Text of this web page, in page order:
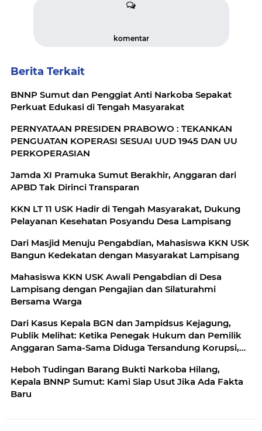
komentar
Berita Terkait
BNNP Sumut dan Penggiat Anti Narkoba Sepakat
Perkuat Edukasi di Tengah Masyarakat
PERNYATAAN PRESIDEN PRABOWO : TEKANKAN
PENGUATAN KOPERASI SESUAI UUD 1945 DAN UU
PERKOPERASIAN
Jamda XI Pramuka Sumut Berakhir, Anggaran dari
APBD Tak Dirinci Transparan
KKN LT 11 USK Hadir di Tengah Masyarakat, Dukung
Pelayanan Kesehatan Posyandu Desa Lampisang
Dari Masjid Menuju Pengabdian, Mahasiswa KKN USK
Bangun Kedekatan dengan Masyarakat Lampisang
Mahasiswa KKN USK Awali Pengabdian di Desa
Lampisang dengan Pengajian dan Silaturahmi
Bersama Warga
Dari Kasus Kepala BGN dan Jampidsus Kejagung,
Publik Melihat: Ketika Penegak Hukum dan Pemilik
Anggaran Sama-Sama Diduga Tersandung Korupsi,
Heboh Tudingan Barang Bukti Narkoba Hilang,
Kepala BNNP Sumut: Kami Siap Usut Jika Ada Fakta
Baru